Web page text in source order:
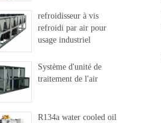
refroidisseur à vis
refroidi par air pour
usage industriel
Système d'unité de
traitement de l'air
R134a water cooled oil